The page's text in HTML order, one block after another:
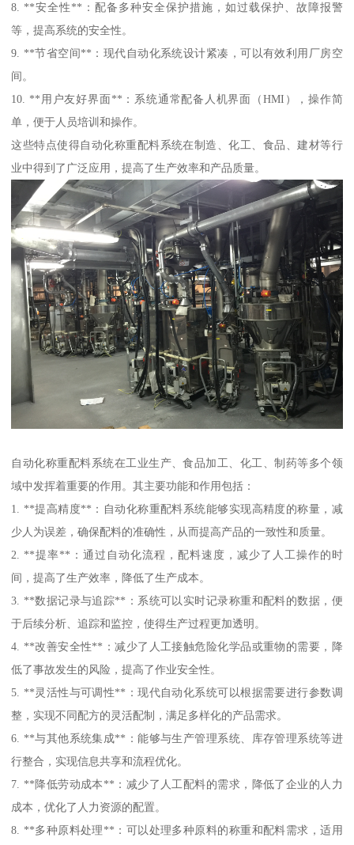
8. **安全性**：配备多种安全保护措施，如过载保护、故障报警
等，提高系统的安全性。
9. **节省空间**：现代自动化系统设计紧凑，可以有效利用厂房空
间。
10. **用户友好界面**：系统通常配备人机界面（HMI），操作简
单，便于人员培训和操作。
这些特点使得自动化称重配料系统在制造、化工、食品、建材等行
业中得到了广泛应用，提高了生产效率和产品质量。
自动化称重配料系统在工业生产、食品加工、化工、制药等多个领
域中发挥着重要的作用。其主要功能和作用包括：
1. **提高精度**：自动化称重配料系统能够实现高精度的称量，减
少人为误差，确保配料的准确性，从而提高产品的一致性和质量。
2. **提率**：通过自动化流程，配料速度，减少了人工操作的时
间，提高了生产效率，降低了生产成本。
3. **数据记录与追踪**：系统可以实时记录称重和配料的数据，便
于后续分析、追踪和监控，使得生产过程更加透明。
4. **改善安全性**：减少了人工接触危险化学品或重物的需要，降
低了事故发生的风险，提高了作业安全性。
5. **灵活性与可调性**：现代自动化系统可以根据需要进行参数调
整，实现不同配方的灵活配制，满足多样化的产品需求。
6. **与其他系统集成**：能够与生产管理系统、库存管理系统等进
行整合，实现信息共享和流程优化。
7. **降低劳动成本**：减少了人工配料的需求，降低了企业的人力
成本，优化了人力资源的配置。
8. **多种原料处理**：可以处理多种原料的称重和配料需求，适用